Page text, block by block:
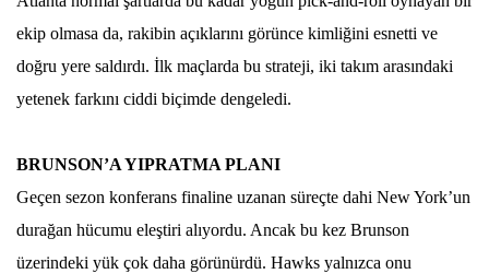
ekip olmasa da, rakibin açıklarını görünce kimliğini esnetti ve
doğru yere saldırdı. İlk maçlarda bu strateji, iki takım arasındaki
yetenek farkını ciddi biçimde dengeledi.
BRUNSON’A YIPRATMA PLANI
Geçen sezon konferans finaline uzanan süreçte dahi New York’un
durağan hücumu eleştiri alıyordu. Ancak bu kez Brunson
üzerindeki yük çok daha görünürdü. Hawks yalnızca onu